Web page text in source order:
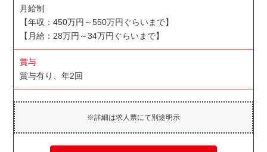
月給制
【年収：450万円～550万円ぐらいまで】
【月給：28万円～34万円ぐらいまで】
賞与
賞与有り、年2回
※詳細は求人票にて別途明示